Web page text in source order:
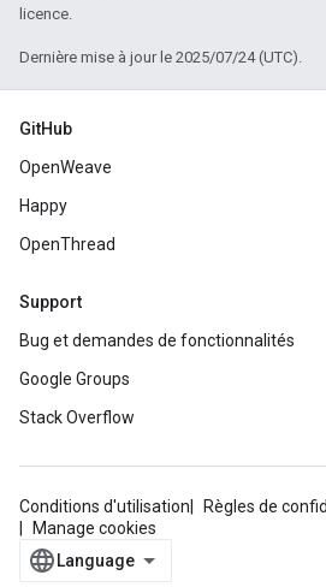
licence.
Dernière mise à jour le 2025/07/24 (UTC).
GitHub
OpenWeave
Happy
OpenThread
Support
Bug et demandes de fonctionnalités
Google Groups
Stack Overflow
Conditions d'utilisation
Règles de
Manage cookies